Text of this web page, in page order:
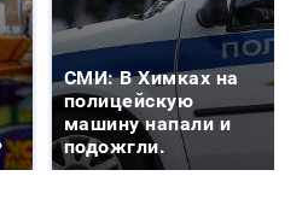
СМИ: В Химках на
полицейскую
машину напали и
подожгли.